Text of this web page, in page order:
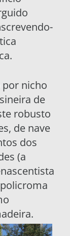
nicho
de
robusto
de nave
dos
(a